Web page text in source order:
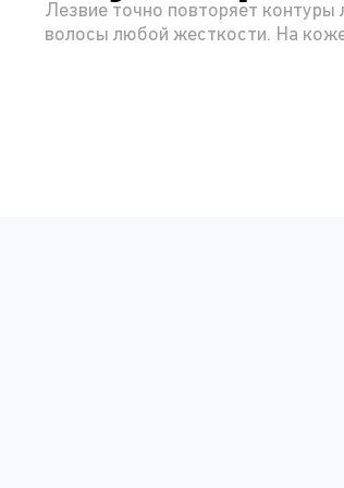
Лезвие точно повторяет контуры
волосы любой жесткости. На